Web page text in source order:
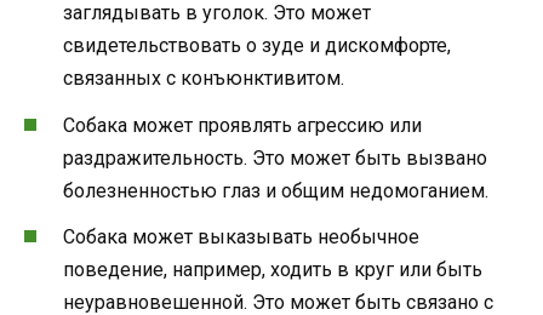
заглядывать в уголок. Это может
свидетельствовать о зуде и дискомфорте,
связанных с конъюнктивитом.
Собака может проявлять агрессию или
раздражительность. Это может быть вызвано
болезненностью глаз и общим недомоганием.
Собака может выказывать необычное
поведение, например, ходить в круг или быть
неуравновешенной. Это может быть связано с